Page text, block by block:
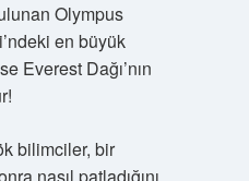
Olympus
en büyük
Everest Dağı’nın
bilimciler, bir